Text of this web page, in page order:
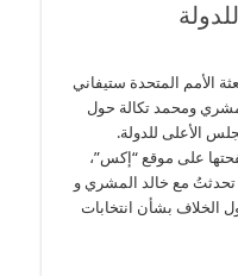
الأمم المتحدة ستيفاني
ومحمد تكالة حول
الأعلى للدولة.
على موقع “إكس”،
تحدثتُ مع خالد المشري و
الخلاف بشأن انتخابات